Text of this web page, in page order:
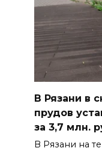
В Рязани в
прудов
за 3,7 млн.
В Рязани на